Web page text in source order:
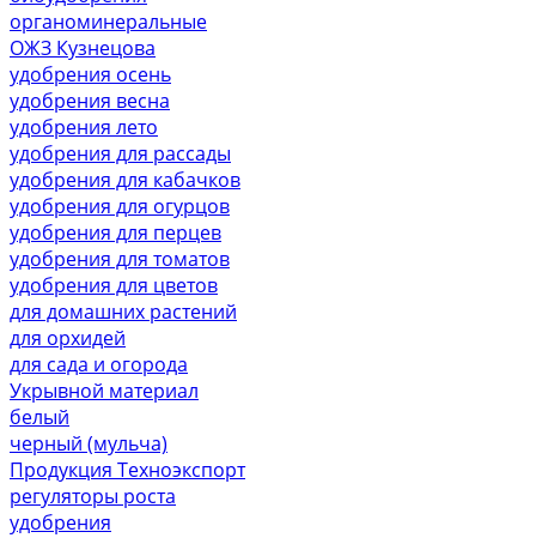
органоминеральные
ОЖЗ Кузнецова
удобрения осень
удобрения весна
удобрения лето
удобрения для рассады
удобрения для кабачков
удобрения для огурцов
удобрения для перцев
удобрения для томатов
удобрения для цветов
для домашних растений
для орхидей
для сада и огорода
Укрывной материал
белый
черный (мульча)
Продукция Техноэкспорт
регуляторы роста
удобрения